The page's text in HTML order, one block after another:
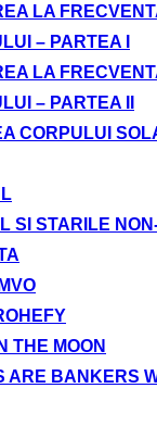
LA
– PARTEA I
LA
– PARTEA II
CORPULUI
SI STARILE
THE MOON
ARE BANKERS